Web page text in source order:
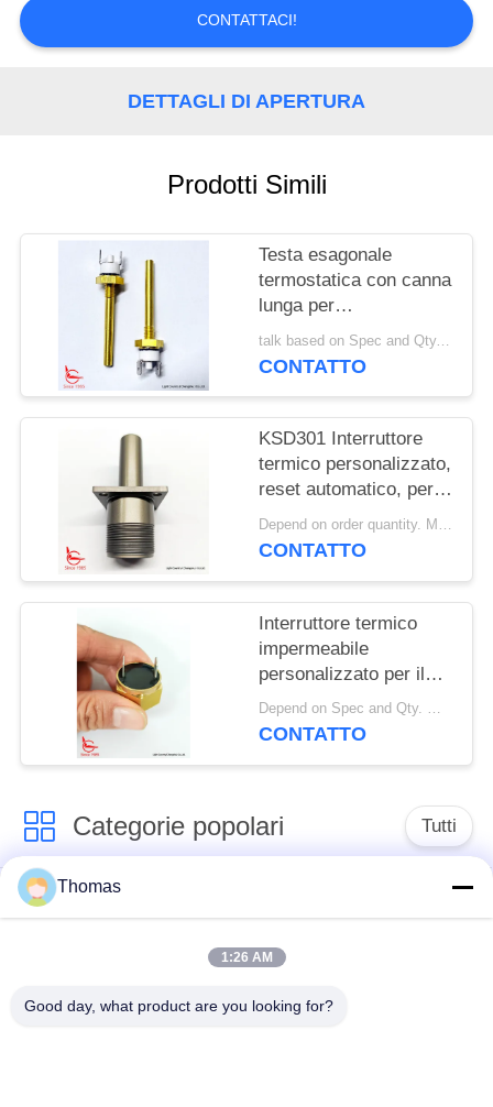
NOTIZIE
SITO
PRIVACY
POLICY
CONTATTACI!
DETTAGLI DI APERTURA
Prodotti Simili
Testa esagonale
termostatica con canna
lunga per
apparecchiature di
riscaldamento solare
talk based on Spec and Qty. MOQ:1000 pezzi
CONTATTO
KSD301 Interruttore
termico personalizzato,
reset automatico, per
macchine per la pulizia
della neve
Depend on order quantity. MOQ:1000 pezzi, supportano anche la quantità di campioni o test.
CONTATTO
Interruttore termico
impermeabile
personalizzato per il
sensore di allarme
antincendio del veicolo
Depend on Spec and Qty. MOQ:1000 PCS
CONTATTO
Categorie popolari Tutti
termostato ksd301
automatico di
risistemazione
Termostato del
commutatore termico
Thomas
1:26 AM
Good day, what product are you looking for?